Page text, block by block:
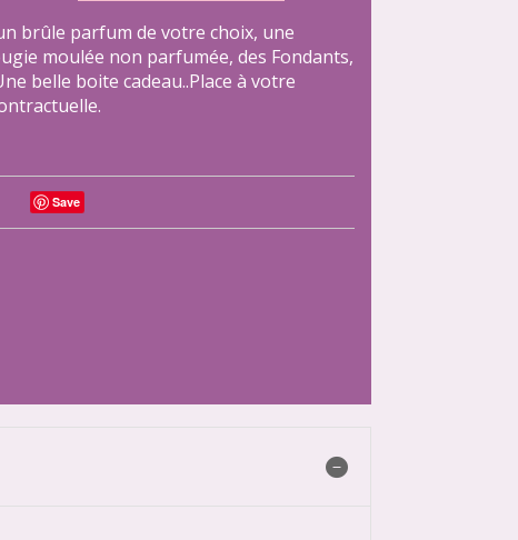
brûle parfum de votre choix, une
moulée non parfumée, des Fondants,
belle boite cadeau..Place à votre
Save